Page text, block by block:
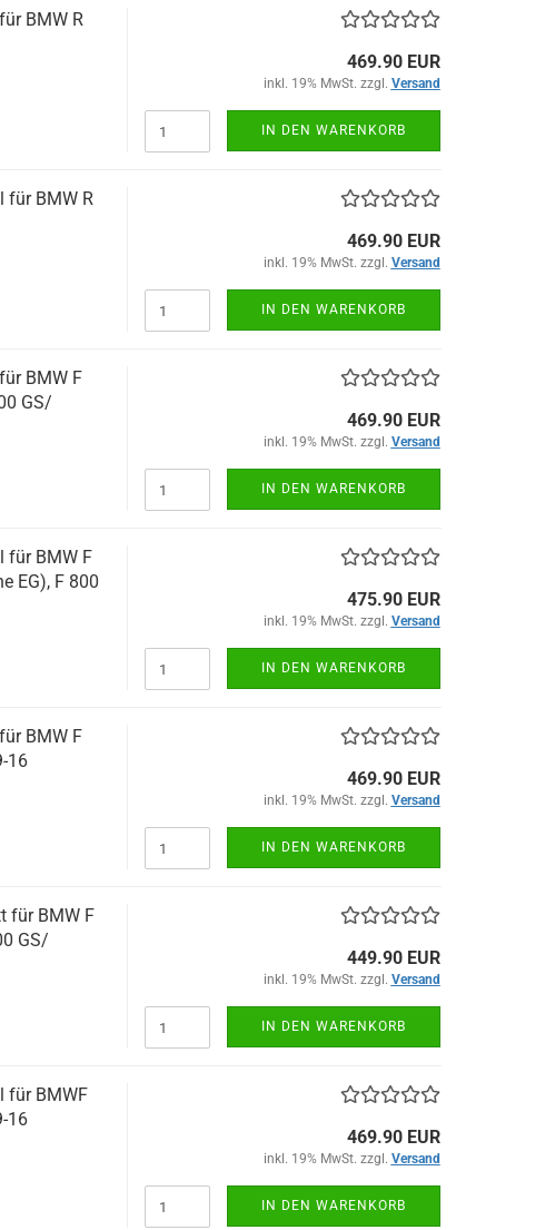
BMW R
469.90 EUR
inkl. 19% MwSt. zzgl. Versand
IN DEN WARENKORB
für BMW R
469.90 EUR
inkl. 19% MwSt. zzgl. Versand
IN DEN WARENKORB
BMW F
GS/
469.90 EUR
inkl. 19% MwSt. zzgl. Versand
IN DEN WARENKORB
für BMW F
EG), F 800
475.90 EUR
inkl. 19% MwSt. zzgl. Versand
IN DEN WARENKORB
BMW F
16
469.90 EUR
inkl. 19% MwSt. zzgl. Versand
IN DEN WARENKORB
für BMW F
GS/
449.90 EUR
inkl. 19% MwSt. zzgl. Versand
IN DEN WARENKORB
für BMWF
16
469.90 EUR
inkl. 19% MwSt. zzgl. Versand
IN DEN WARENKORB